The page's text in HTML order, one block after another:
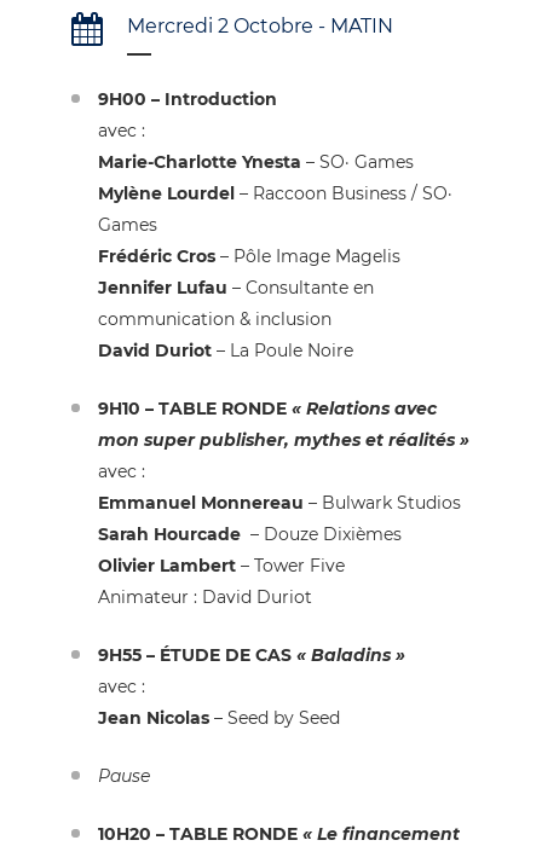
Mercredi 2 Octobre - MATIN
9H00 – Introduction
avec :
Marie-Charlotte Ynesta – SO· Games
Mylène Lourdel – Raccoon Business / SO·
Games
Frédéric Cros – Pôle Image Magelis
Jennifer Lufau – Consultante en
communication & inclusion
David Duriot – La Poule Noire
9H10 – TABLE RONDE « Relations avec
mon super publisher, mythes et réalités »
avec :
Emmanuel Monnereau – Bulwark Studios
Sarah Hourcade – Douze Dixièmes
Olivier Lambert – Tower Five
Animateur : David Duriot
9H55 – ÉTUDE DE CAS « Baladins »
avec :
Jean Nicolas – Seed by Seed
Pause
10H20 – TABLE RONDE « Le financement